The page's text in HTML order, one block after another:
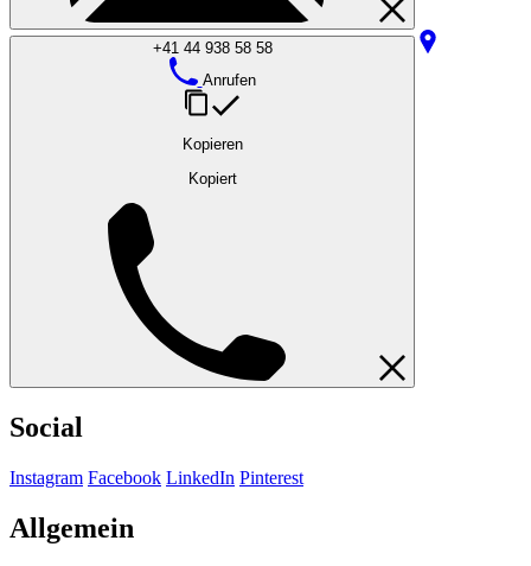
+41 44 938 58 58
Anrufen
Kopieren
Kopiert
Social
Instagram Facebook LinkedIn Pinterest
Allgemein